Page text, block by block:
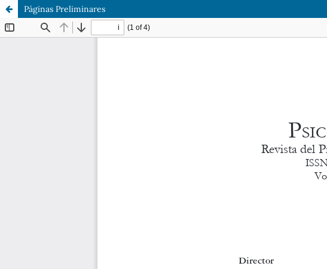
Páginas Preliminares